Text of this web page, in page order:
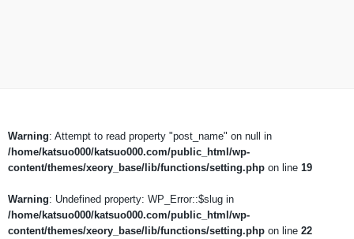
Warning: Attempt to read property "post_name" on null in
/home/katsuo000/katsuo000.com/public_html/wp-
content/themes/xeory_base/lib/functions/setting.php on line 19
Warning: Undefined property: WP_Error::$slug in
/home/katsuo000/katsuo000.com/public_html/wp-
content/themes/xeory_base/lib/functions/setting.php on line 22